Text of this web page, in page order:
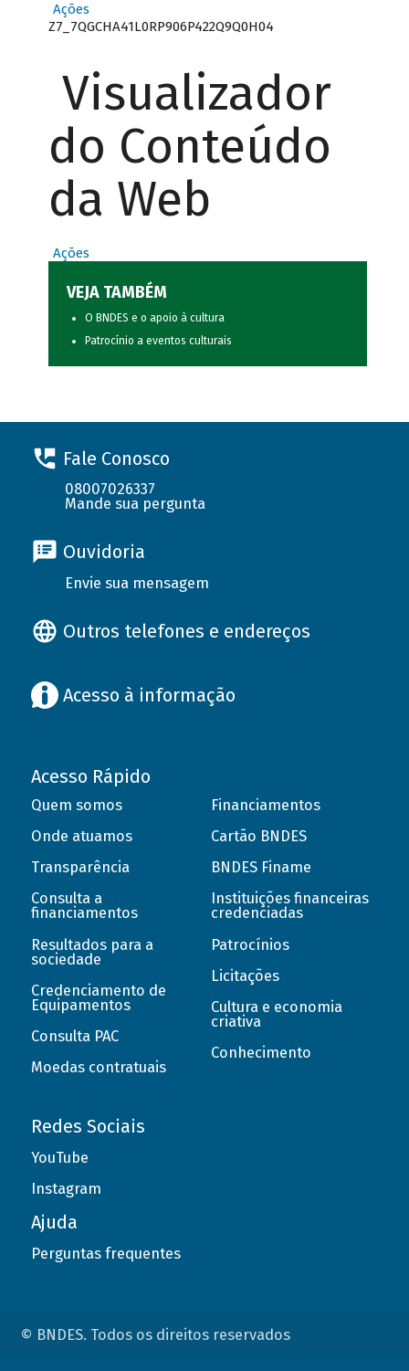
Ações
Z7_7QGCHA41L0RP906P422Q9Q0H04
Visualizador
do Conteúdo
da Web
Ações
VEJA TAMBÉM
O BNDES e o apoio à cultura
Patrocínio a eventos culturais
Fale Conosco
08007026337
Mande sua pergunta
Ouvidoria
Envie sua mensagem
Outros telefones e endereços
Acesso à informação
Acesso Rápido
Quem somos
Onde atuamos
Transparência
Consulta a
financiamentos
Resultados para a
sociedade
Credenciamento de
Equipamentos
Consulta PAC
Moedas contratuais
Financiamentos
Cartão BNDES
BNDES Finame
Instituições financeiras
credenciadas
Patrocínios
Licitações
Cultura e economia
criativa
Conhecimento
Redes Sociais
YouTube
Instagram
Ajuda
Perguntas frequentes
© BNDES. Todos os direitos reservados